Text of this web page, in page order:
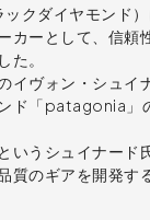
クダイヤモンド）
カーとして、信頼
た。
イヴォン・シュイ
ド「patagonia」
いうシュイナード
質のギアを開発す